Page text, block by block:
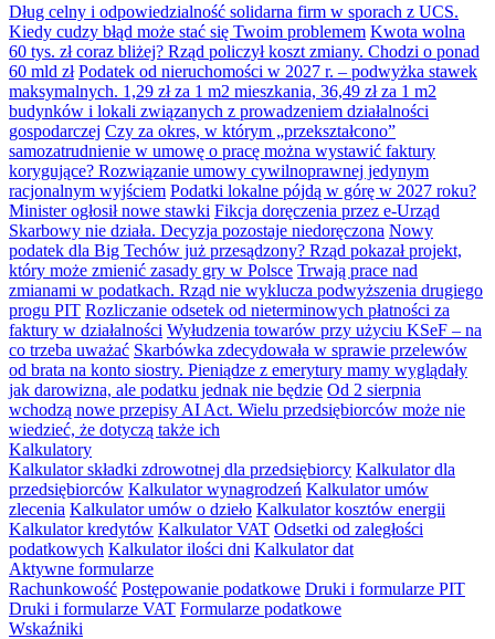
Dług celny i odpowiedzialność solidarna firm w sporach z UCS.
Kiedy cudzy błąd może stać się Twoim problemem Kwota wolna
60 tys. zł coraz bliżej? Rząd policzył koszt zmiany. Chodzi o ponad
60 mld zł Podatek od nieruchomości w 2027 r. – podwyżka stawek
maksymalnych. 1,29 zł za 1 m2 mieszkania, 36,49 zł za 1 m2
budynków i lokali związanych z prowadzeniem działalności
gospodarczej Czy za okres, w którym „przekształcono”
samozatrudnienie w umowę o pracę można wystawić faktury
korygujące? Rozwiązanie umowy cywilnoprawnej jedynym
racjonalnym wyjściem Podatki lokalne pójdą w górę w 2027 roku?
Minister ogłosił nowe stawki Fikcja doręczenia przez e-Urząd
Skarbowy nie działa. Decyzja pozostaje niedoręczona Nowy
podatek dla Big Techów już przesądzony? Rząd pokazał projekt,
który może zmienić zasady gry w Polsce Trwają prace nad
zmianami w podatkach. Rząd nie wyklucza podwyższenia drugiego
progu PIT Rozliczanie odsetek od nieterminowych płatności za
faktury w działalności Wyłudzenia towarów przy użyciu KSeF – na
co trzeba uważać Skarbówka zdecydowała w sprawie przelewów
od brata na konto siostry. Pieniądze z emerytury mamy wyglądały
jak darowizna, ale podatku jednak nie będzie Od 2 sierpnia
wchodzą nowe przepisy AI Act. Wielu przedsiębiorców może nie
wiedzieć, że dotyczą także ich
Kalkulatory
Kalkulator składki zdrowotnej dla przedsiębiorcy Kalkulator dla
przedsiębiorców Kalkulator wynagrodzeń Kalkulator umów
zlecenia Kalkulator umów o dzieło Kalkulator kosztów energii
Kalkulator kredytów Kalkulator VAT Odsetki od zaległości
podatkowych Kalkulator ilości dni Kalkulator dat
Aktywne formularze
Rachunkowość Postępowanie podatkowe Druki i formularze PIT
Druki i formularze VAT Formularze podatkowe
Wskaźniki